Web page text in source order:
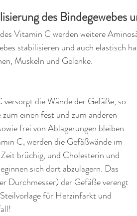
des Bindegewebes
Vitamin C werden weitere
stabilisieren und auch elastisch
Muskeln und Gelenke.
die Wände der Gefäße, so
zum einen fest und zum anderen
frei von Ablagerungen bleiben.
C, werden die Gefäßwände im
brüchig, und Cholesterin und
sich dort abzulagern. Das
Durchmesser) der Gefäße verengt
für Herzinfarkt und